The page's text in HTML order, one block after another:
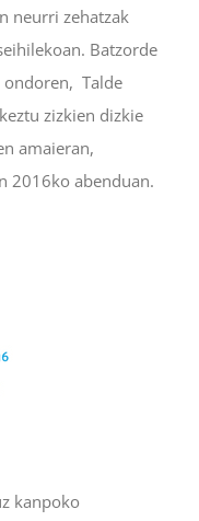
neurri zehatzak
Batzorde
Talde
zizkien dizkie
amaieran,
2016ko abenduan.
kanpoko